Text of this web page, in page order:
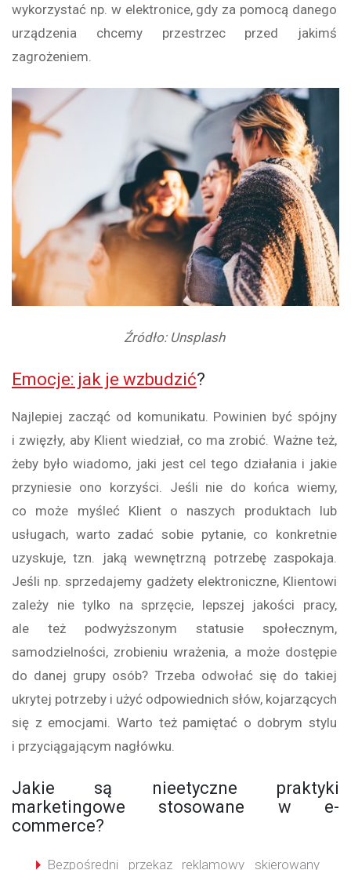
wykorzystać np. w elektronice, gdy za pomocą danego
urządzenia chcemy przestrzec przed jakimś
zagrożeniem.
Źródło: Unsplash
Emocje: jak je wzbudzić?
Najlepiej zacząć od komunikatu. Powinien być spójny
i zwięzły, aby Klient wiedział, co ma zrobić. Ważne też,
żeby było wiadomo, jaki jest cel tego działania i jakie
przyniesie ono korzyści. Jeśli nie do końca wiemy,
co może myśleć Klient o naszych produktach lub
usługach, warto zadać sobie pytanie, co konkretnie
uzyskuje, tzn. jaką wewnętrzną potrzebę zaspokaja.
Jeśli np. sprzedajemy gadżety elektroniczne, Klientowi
zależy nie tylko na sprzęcie, lepszej jakości pracy,
ale też podwyższonym statusie społecznym,
samodzielności, zrobieniu wrażenia, a może dostępie
do danej grupy osób? Trzeba odwołać się do takiej
ukrytej potrzeby i użyć odpowiednich słów, kojarzących
się z emocjami. Warto też pamiętać o dobrym stylu
i przyciągającym nagłówku.
Jakie są nieetyczne praktyki
marketingowe stosowane w e-
commerce?
Bezpośredni przekaz reklamowy skierowany